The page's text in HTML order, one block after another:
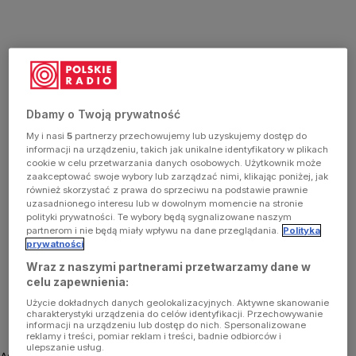
Dbamy o Twoją prywatność
My i nasi5 partnerzy przechowujemy lub uzyskujemy dostęp do
informacji na urządzeniu, takich jak unikalne identyfikatory w plikach
cookie w celu przetwarzania danych osobowych. Użytkownik może
zaakceptować swoje wybory lub zarządzać nimi, klikając poniżej, jak
również skorzystać z prawa do sprzeciwu na podstawie prawnie
uzasadnionego interesu lub w dowolnym momencie na stronie
polityki prywatności. Te wybory będą sygnalizowane naszym
partnerom i nie będą miały wpływu na dane przeglądania. Polityka
prywatności
Wraz z naszymi partnerami przetwarzamy dane w
celu zapewnienia:
Użycie dokładnych danych geolokalizacyjnych. Aktywne skanowanie
charakterystyki urządzenia do celów identyfikacji. Przechowywanie
informacji na urządzeniu lub dostęp do nich. Spersonalizowane
reklamy i treści, pomiar reklam i treści, badnie odbiorców i
ulepszanie usług.